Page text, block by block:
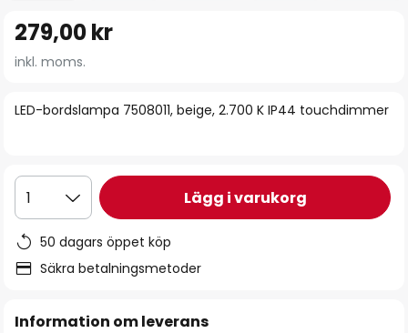
till
början
bildgalleriet
LED-bordslampa 7508011, beige, 2.700 K IP44 touchdimmer
279,00 kr
inkl. moms.
1 Lägg i varukorg
50 dagars öppet köp
Säkra betalningsmetoder
Information om leverans